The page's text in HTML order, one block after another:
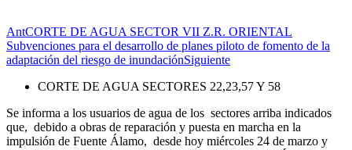
AntCORTE DE AGUA SECTOR VII Z.R. ORIENTAL
Subvenciones para el desarrollo de planes piloto de fomento de la
adaptación del riesgo de inundaciónSiguiente
CORTE DE AGUA SECTORES 22,23,57 Y 58
Se informa a los usuarios de agua de los sectores arriba indicados
que, debido a obras de reparación y puesta en marcha en la
impulsión de Fuente Álamo, desde hoy miércoles 24 de marzo y